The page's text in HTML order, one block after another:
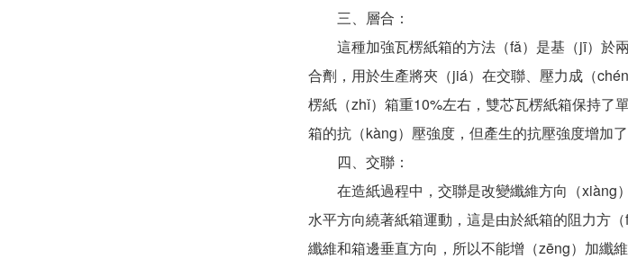
三、層合：
這種加強瓦楞紙箱的方法（fǎ）是基（jī）於
合劑，用於生產將夾（jiá）在交聯、壓力成（
楞紙（zhǐ）箱重10%左右，雙芯瓦楞紙箱保持了
箱的抗（kàng）壓強度，但產生的抗壓強度增加
四、交聯：
在造紙過程中，交聯是改變纖維方向（xiàng
水平方向繞著紙箱運動，這是由於紙箱的阻力方
纖維和箱邊垂直方向，所以不能增（zēng）加纖維